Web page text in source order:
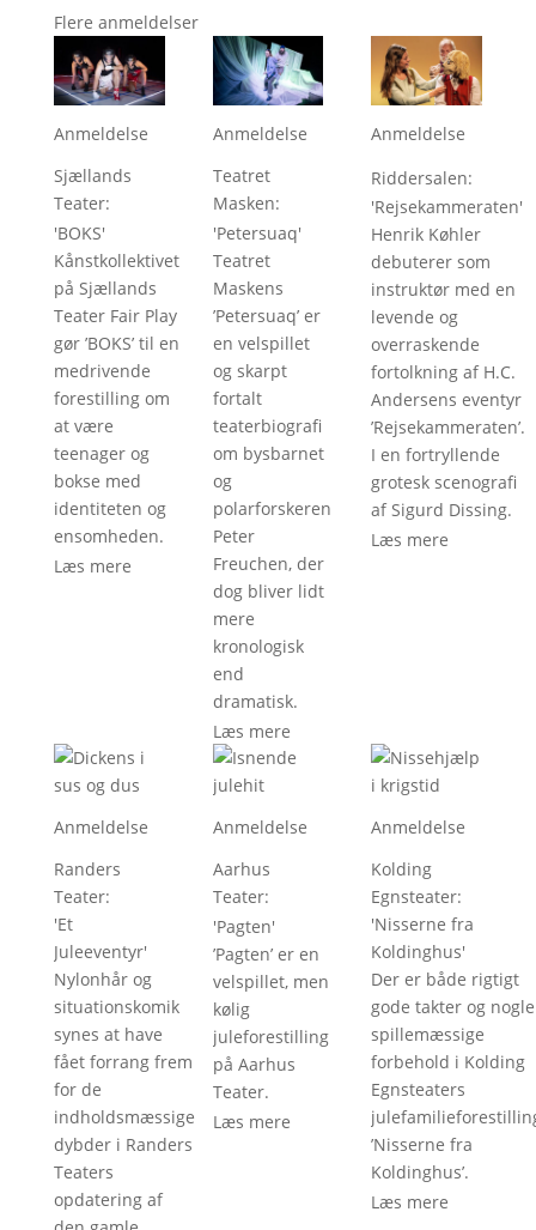
Flere anmeldelser
Anmeldelse
Sjællands
Teater:
'BOKS'
Kånstkollektivet
på Sjællands
Teater Fair Play
gør ’BOKS’ til en
medrivende
forestilling om
at være
teenager og
bokse med
identiteten og
ensomheden.
Læs mere
Anmeldelse
Teatret
Masken:
'Petersuaq'
Teatret
Maskens
’Petersuaq’ er
en velspillet
og skarpt
fortalt
teaterbiografi
om bysbarnet
og
polarforskeren
Peter
Freuchen, der
dog bliver lidt
mere
kronologisk
end
dramatisk.
Læs mere
Anmeldelse
Riddersalen:
'Rejsekammeraten'
Henrik Køhler
debuterer som
instruktør med en
levende og
overraskende
fortolkning af H.C.
Andersens eventyr
’Rejsekammeraten’.
I en fortryllende
grotesk scenografi
af Sigurd Dissing.
Læs mere
Anmeldelse
Randers
Teater:
'Et
Juleeventyr'
Nylonhår og
situationskomik
synes at have
fået forrang frem
for de
indholdsmæssige
dybder i Randers
Teaters
opdatering af
Anmeldelse
Aarhus
Teater:
'Pagten'
’Pagten’ er en
velspillet, men
kølig
juleforestilling
på Aarhus
Teater.
Læs mere
Anmeldelse
Kolding
Egnsteater:
'Nisserne fra
Koldinghus'
Der er både rigtigt
gode takter og nogle
spillemæssige
forbehold i Kolding
Egnsteaters
’Nisserne fra
Koldinghus’.
Læs mere